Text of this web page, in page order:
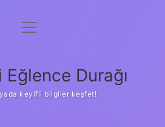
Anasayfa
Yasal Uyarı
menüyü
Durağı
keyifli bilgiler keşfet!